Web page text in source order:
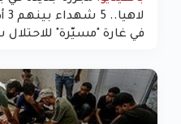
في غارة "مسيّرة"